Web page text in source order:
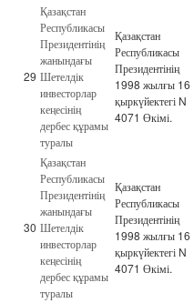
29
Қазақстан
Республикасы
Президентінің
жанындағы
Шетелдік
инвесторлар
кеңесінің
дербес құрамы
туралы
Қазақстан
Республикасы
Президентінің
1998 жылғы 16
қыркүйектегі N
4071 Өкімі.
30
Қазақстан
Республикасы
Президентінің
жанындағы
Шетелдік
инвесторлар
кеңесінің
дербес құрамы
туралы
Қазақстан
Республикасы
Президентінің
1998 жылғы 16
қыркүйектегі N
4071 Өкімі.